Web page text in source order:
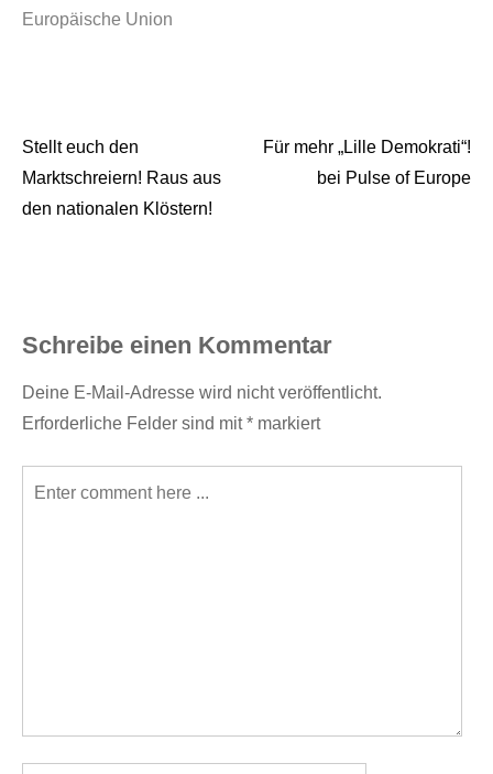
Europäische Union
Beitragsnavigation
Stellt euch den
Marktschreiern! Raus aus
den nationalen Klöstern!
Für mehr „Lille Demokrati“!
bei Pulse of Europe
Schreibe einen Kommentar
Deine E-Mail-Adresse wird nicht veröffentlicht.
Erforderliche Felder sind mit* markiert